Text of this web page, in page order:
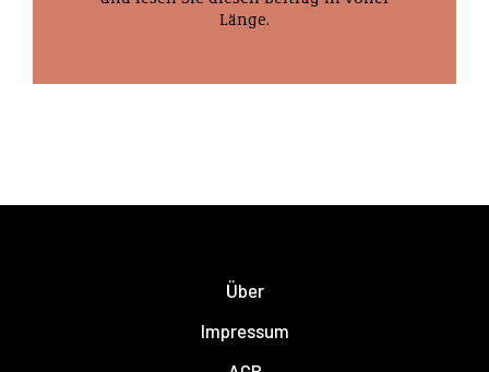
Länge.
Über
Impressum